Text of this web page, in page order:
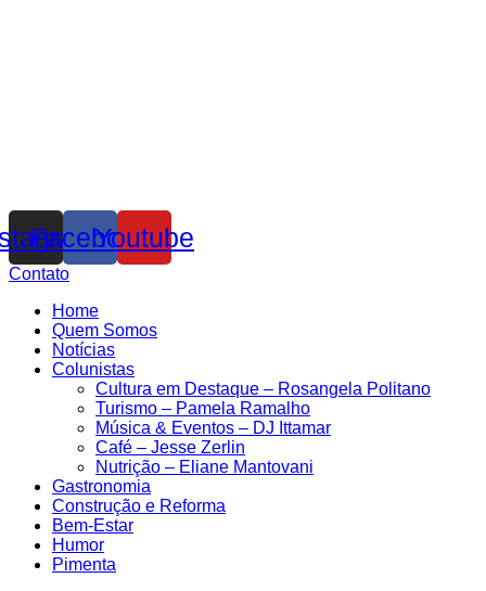
Facebook
Youtube
Contato
Home
Quem Somos
Notícias
Colunistas
Cultura em Destaque – Rosangela Politano
Turismo – Pamela Ramalho
Música & Eventos – DJ Ittamar
Café – Jesse Zerlin
Nutrição – Eliane Mantovani
Gastronomia
Construção e Reforma
Bem-Estar
Humor
Pimenta